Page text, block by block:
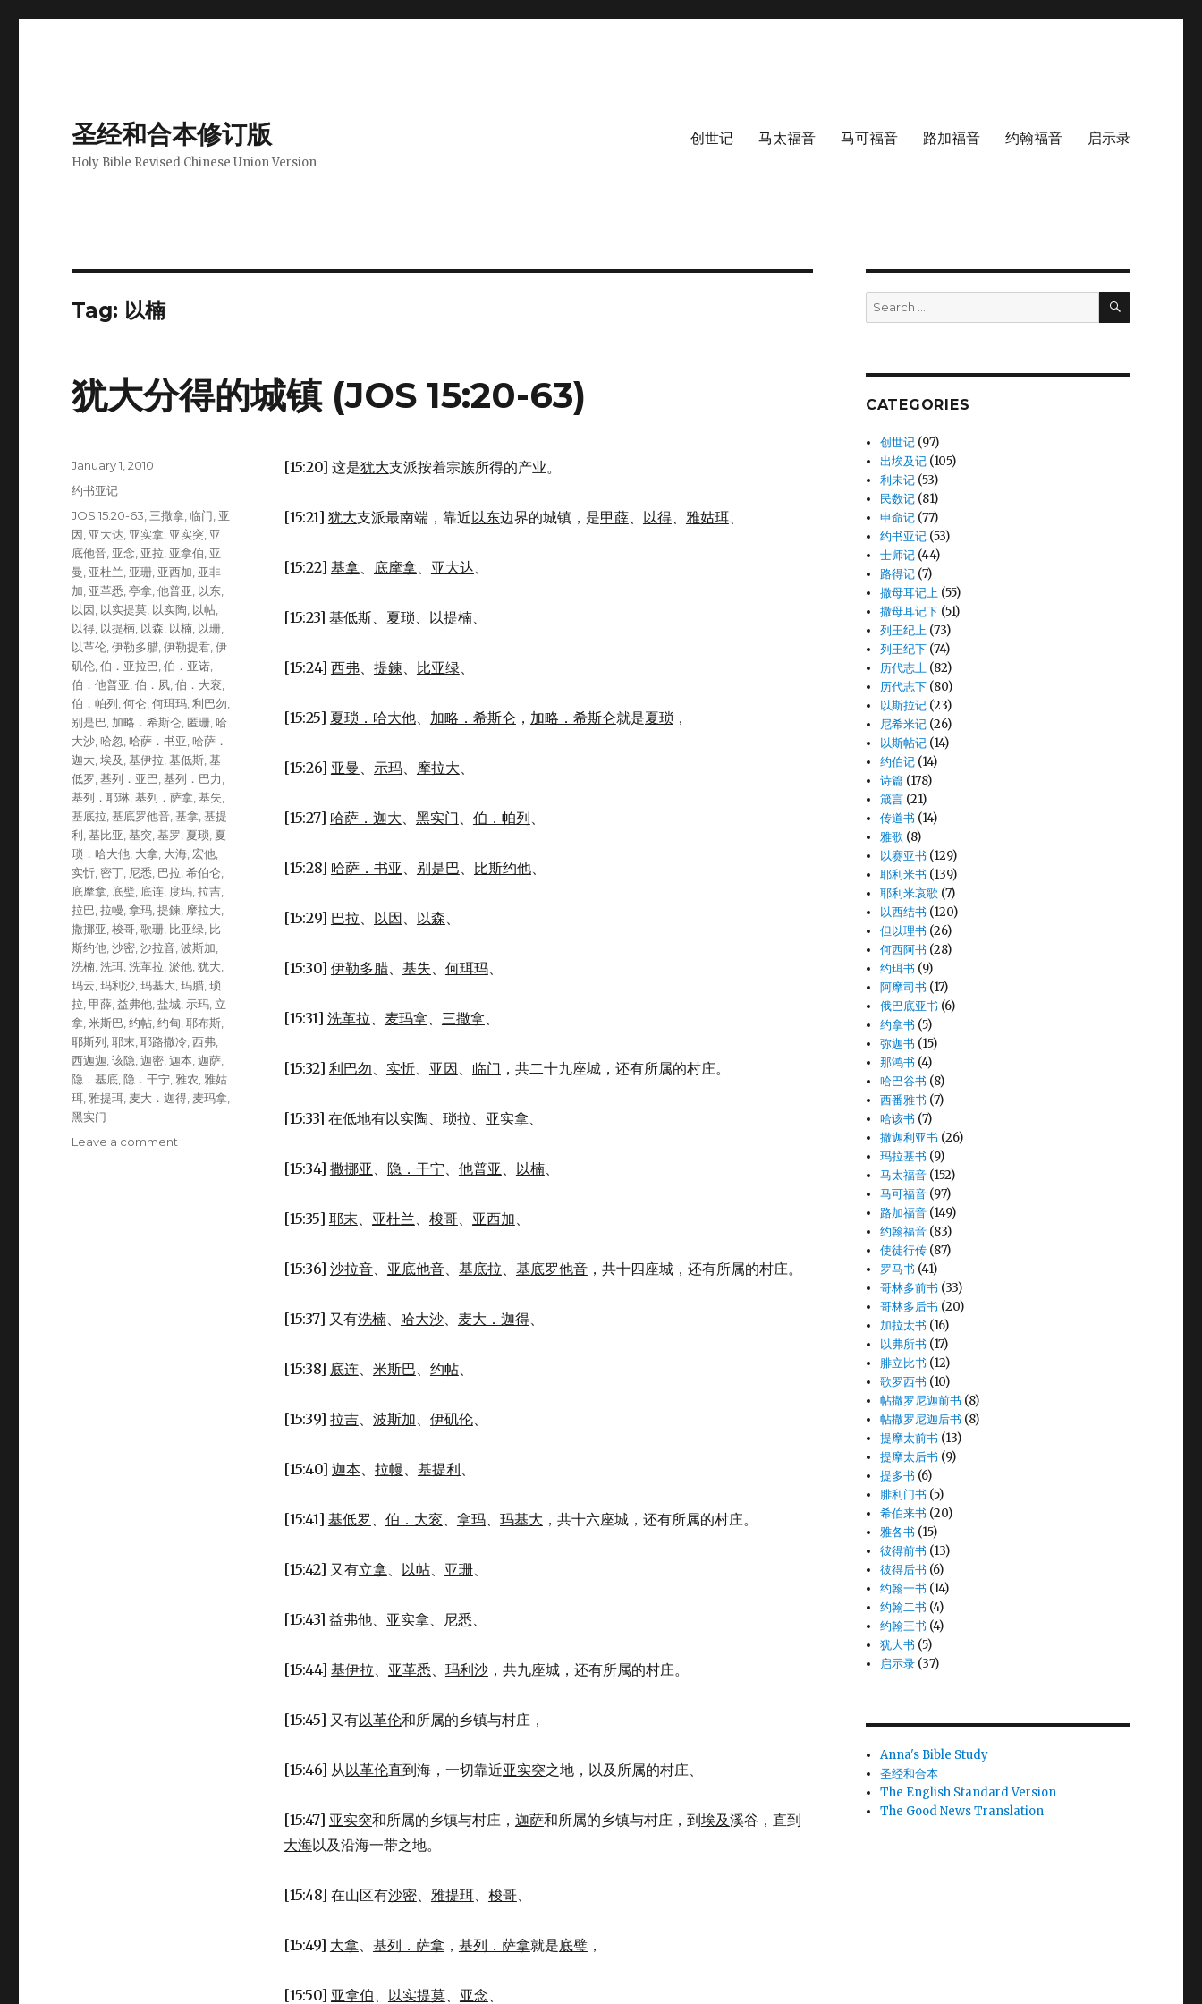
圣经和合本修订版
Holy Bible Revised Chinese Union Version
创世记 马太福音 马可福音 路加福音 约翰福音 启示录
Tag: 以楠
犹大分得的城镇 (JOS 15:20-63)
[15:20] 这是犹大支派按着宗族所得的产业。
[15:21] 犹大支派最南端，靠近以东边界的城镇，是甲薛、 以得、 雅姑珥、
[15:22] 基拿、 底摩拿、 亚大达、
[15:23] 基低斯、 夏琐、 以提楠、
[15:24] 西弗、 提鍊、 比亚绿、
[15:25] 夏琐．哈大他、 加略．希斯仑 ， 加略．希斯仑就是夏琐 ，
[15:26] 亚曼 、 示玛、 摩拉大、
[15:27] 哈萨．迦大、 黑实门、 伯．帕列、
[15:28] 哈萨．书亚 、 别是巴、 比斯约他、
[15:29] 巴拉、 以因、 以森、
[15:30] 伊勒多腊、 基失、 何珥玛、
[15:31] 洗革拉、 麦玛拿、 三撒拿、
[15:32] 利巴勿、 实忻、 亚因、 临门 ，共二十九座城，还有所属的村庄。
[15:33] 在低地有以实陶、 琐拉、 亚实拿、
[15:34] 撒挪亚 、 隐．干宁、 他普亚 、 以楠、
[15:35] 耶末、 亚杜兰、 梭哥、 亚西加、
[15:36] 沙拉音、 亚底他音、 基底拉、 基底罗他音，共十四座城，还有所属的村庄。
[15:37] 又有洗楠、 哈大沙、 麦大．迦得、
[15:38] 底连、 米斯巴、 约帖、
[15:39] 拉吉、 波斯加、 伊矶伦、
[15:40] 迦本、 拉幔、 基提利、
[15:41] 基低罗 、 伯．大衮、 拿玛、 玛基大 ，共十六座城，还有所属的村庄。
[15:42] 又有立拿、 以帖、 亚珊、
[15:43] 益弗他、 亚实拿、 尼悉、
[15:44] 基伊拉、 亚革悉、 玛利沙，共九座城，还有所属的村庄。
[15:45] 又有以革伦和所属的乡镇与村庄，
[15:46] 从以革伦直到海，一切靠近亚实突之地，以及所属的村庄、
[15:47] 亚实突和所属的乡镇与村庄， 迦萨和所属的乡镇与村庄，到埃及溪谷，直到
大海以及沿海一带之地。
[15:48] 在山区有沙密、 雅提珥、 梭哥、
[15:49] 大拿、 基列．萨拿， 基列．萨拿就是底璧，
[15:50] 亚拿伯、 以实提莫、 亚念、
Posted
on
January 1, 2010
Categories
约书亚记
Tags
JOS 15:20-63 三撒拿 ,临门 亚
因 亚大达 亚实拿 亚实突 亚
底他音 亚念 亚拉 亚拿伯 亚
曼 亚杜兰 亚珊 亚西加 亚非
加 亚革悉 ,亭拿 ,他普亚 以东
以因 以实提莫 以实陶 以帖
以得 以提楠 以森 以楠 以珊
以革伦 ,伊勒多腊 ,伊勒提君 ,伊
矶伦 ,伯．亚拉巴 ,伯．亚诺
伯．他普亚 ,伯．夙 ,伯．大衮
伯．帕列 ,何仑 ,何珥玛 ,利巴勿
别是巴 加略．希斯仑 匿珊 ,哈
大沙 ,哈忽 ,哈萨．书亚 ,哈萨．
迦大 ,埃及 ,基伊拉 ,基低斯 ,基
低罗 ,基列．亚巴 ,基列．巴力
基列．耶琳 ,基列．萨拿 ,基失
基底拉 ,基底罗他音 ,基拿 ,基提
利 ,基比亚 ,基突 ,基罗 夏琐 夏
琐．哈大他 大拿 大海 宏他
实忻 密丁 尼悉 巴拉 ,希伯仑
底摩拿 底璧 底连 度玛 ,拉吉
拉巴 ,拉幔 ,拿玛 ,提鍊 摩拉大
撒挪亚 ,梭哥 ,歌珊 比亚绿 比
斯约他 ,沙密 ,沙拉音 ,波斯加
洗楠 ,洗珥 ,洗革拉 ,淤他 ,犹大
玛云 ,玛利沙 ,玛基大 ,玛腊 ,琐
拉 ,甲薛 ,益弗他 ,盐城 示玛 立
拿 ,米斯巴 ,约帖 ,约甸 ,耶布斯
耶斯列 ,耶末 ,耶路撒冷 ,西弗
西迦迦 ,该隐 ,迦密 ,迦本 ,迦萨
隐．基底 ,隐．干宁 雅农 雅姑
珥 雅提珥 麦大．迦得 麦玛拿
黑实门
Leave a comment
Search
for:
SEARCH
CATEGORIES
创世记 (97)
出埃及记 (105)
利未记 (53)
民数记 (81)
申命记 (77)
约书亚记 (53)
士师记 (44)
路得记 (7)
撒母耳记上 (55)
撒母耳记下 (51)
列王纪上 (73)
列王纪下 (74)
历代志上 (82)
历代志下 (80)
以斯拉记 (23)
尼希米记 (26)
以斯帖记 (14)
约伯记 (14)
诗篇 (178)
箴言 (21)
传道书 (14)
雅歌 (8)
以赛亚书 (129)
耶利米书 (139)
耶利米哀歌 (7)
以西结书 (120)
但以理书 (26)
何西阿书 (28)
约珥书 (9)
阿摩司书 (17)
俄巴底亚书 (6)
约拿书 (5)
弥迦书 (15)
那鸿书 (4)
哈巴谷书 (8)
西番雅书 (7)
哈该书 (7)
撒迦利亚书 (26)
玛拉基书 (9)
马太福音 (152)
马可福音 (97)
路加福音 (149)
约翰福音 (83)
使徒行传 (87)
罗马书 (41)
哥林多前书 (33)
哥林多后书 (20)
加拉太书 (16)
以弗所书 (17)
腓立比书 (12)
歌罗西书 (10)
帖撒罗尼迦前书 (8)
帖撒罗尼迦后书 (8)
提摩太前书 (13)
提摩太后书 (9)
提多书 (6)
腓利门书 (5)
希伯来书 (20)
雅各书 (15)
彼得前书 (13)
彼得后书 (6)
约翰一书 (14)
约翰二书 (4)
约翰三书 (4)
犹大书 (5)
启示录 (37)
Anna's Bible Study
圣经和合本
The English Standard Version
The Good News Translation